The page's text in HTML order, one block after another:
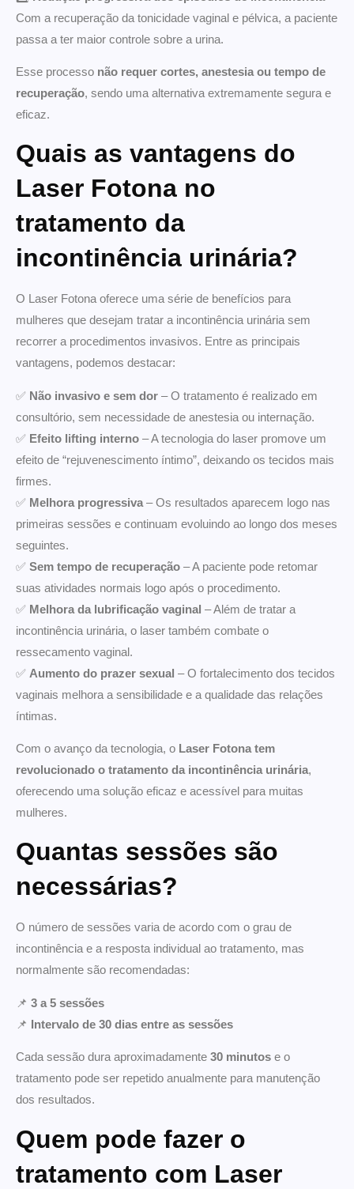
Com a recuperação da tonicidade vaginal e pélvica, a paciente
passa a ter maior controle sobre a urina.
Esse processo não requer cortes, anestesia ou tempo de
recuperação, sendo uma alternativa extremamente segura e
eficaz.
Quais as vantagens do
Laser Fotona no
tratamento da
incontinência urinária?
O Laser Fotona oferece uma série de benefícios para
mulheres que desejam tratar a incontinência urinária sem
recorrer a procedimentos invasivos. Entre as principais
vantagens, podemos destacar:
✅ Não invasivo e sem dor – O tratamento é realizado em
consultório, sem necessidade de anestesia ou internação.
✅ Efeito lifting interno – A tecnologia do laser promove um
efeito de “rejuvenescimento íntimo”, deixando os tecidos mais
firmes.
✅ Melhora progressiva – Os resultados aparecem logo nas
primeiras sessões e continuam evoluindo ao longo dos meses
seguintes.
✅ Sem tempo de recuperação – A paciente pode retomar
suas atividades normais logo após o procedimento.
✅ Melhora da lubrificação vaginal – Além de tratar a
incontinência urinária, o laser também combate o
ressecamento vaginal.
✅ Aumento do prazer sexual – O fortalecimento dos tecidos
vaginais melhora a sensibilidade e a qualidade das relações
íntimas.
Com o avanço da tecnologia, o Laser Fotona tem
revolucionado o tratamento da incontinência urinária,
oferecendo uma solução eficaz e acessível para muitas
mulheres.
Quantas sessões são
necessárias?
O número de sessões varia de acordo com o grau de
incontinência e a resposta individual ao tratamento, mas
normalmente são recomendadas:
📌 3 a 5 sessões
📌 Intervalo de 30 dias entre as sessões
Cada sessão dura aproximadamente 30 minutos e o
tratamento pode ser repetido anualmente para manutenção
dos resultados.
Quem pode fazer o
tratamento com Laser